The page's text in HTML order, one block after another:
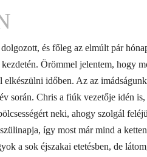
és főleg az elmúlt pár
Örömmel jelentem, hogy
elkészülni időben. Az az
során. Chris a fiúk vezetője idén
neki, ahogy szolgál
így most már mind a
a sok éjszakai etetésben, de